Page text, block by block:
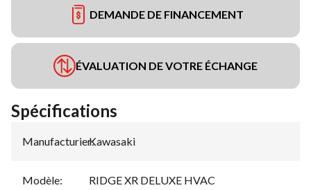
DEMANDE DE FINANCEMENT
ÉVALUATION DE VOTRE ÉCHANGE
Spécifications
Manufacturier:
Kawasaki
Modèle: RIDGE XR DELUXE HVAC